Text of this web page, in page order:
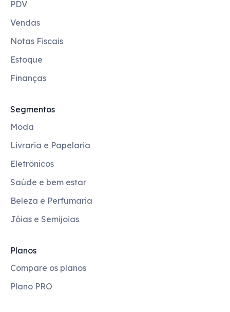
PDV
Vendas
Notas Fiscais
Estoque
Finanças
Segmentos
Moda
Livraria e Papelaria
Eletrônicos
Saúde e bem estar
Beleza e Perfumaria
Jóias e Semijoias
Planos
Compare os planos
Plano PRO